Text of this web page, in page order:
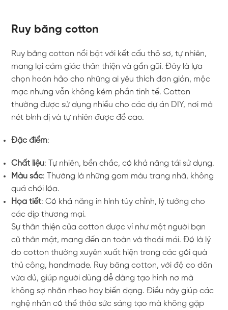
Ruy băng cotton
Ruy băng cotton nổi bật với kết cấu thô sơ, tự nhiên,
mang lại cảm giác thân thiện và gần gũi. Đây là lựa
chọn hoàn hảo cho những ai yêu thích đơn giản, mộc
mạc nhưng vẫn không kém phần tinh tế. Cotton
thường được sử dụng nhiều cho các dự án DIY, nơi mà
nét bình dị và tự nhiên được đề cao.
Đặc điểm:
Chất liệu: Tự nhiên, bền chắc, có khả năng tái sử dụng.
Màu sắc: Thường là những gam màu trang nhã, không
quá chói lóa.
Họa tiết: Có khả năng in hình tùy chỉnh, lý tưởng cho
các dịp thương mại.
Sự thân thiện của cotton được ví như một người bạn
cũ thân mật, mang đến an toàn và thoải mái. Đó là lý
do cotton thường xuyên xuất hiện trong các gói quà
thủ công, handmade. Ruy băng cotton, với độ co dãn
vừa đủ, giúp người dùng dễ dàng tạo hình nơ mà
không sợ nhăn nheo hay biến dạng. Điều này giúp các
nghệ nhân có thể thỏa sức sáng tạo mà không gặp